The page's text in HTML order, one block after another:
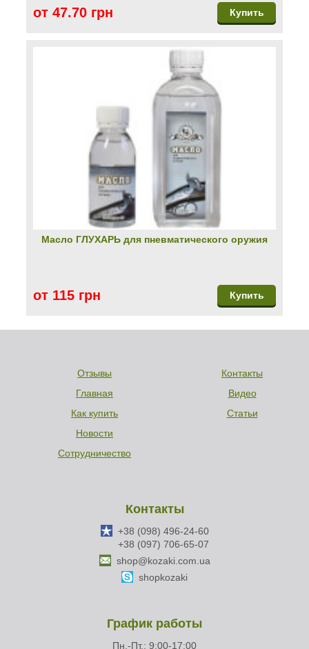
от 47.70 грн Купить
Масло ГЛУХАРЬ для пневматического оружия
от 115 грн Купить
Отзывы
Главная
Как купить
Новости
Сотрудничество
Контакты
Видео
Статьи
График работы
Пн.-Пт.: 9:00-17:00
Контакты
+38 (098) 496-24-60
+38 (097) 706-65-07
shop@kozaki.com.ua
shopkozaki